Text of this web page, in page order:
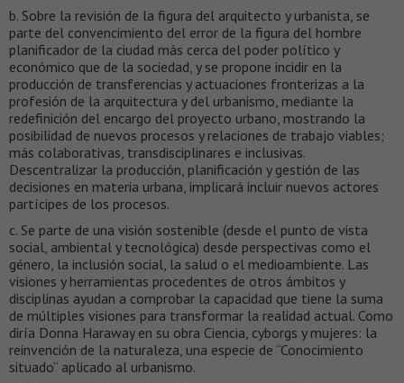
b. Sobre la revisión de la figura del arquitecto y urbanista, se
parte del convencimiento del error de la figura del hombre
planificador de la ciudad más cerca del poder político y
económico que de la sociedad, y se propone incidir en la
producción de transferencias y actuaciones fronterizas a la
profesión de la arquitectura y del urbanismo, mediante la
redefinición del encargo del proyecto urbano, mostrando la
posibilidad de nuevos procesos y relaciones de trabajo viables;
más colaborativas, transdisciplinares e inclusivas.
Descentralizar la producción, planificación y gestión de las
decisiones en materia urbana, implicará incluir nuevos actores
partícipes de los procesos.
c. Se parte de una visión sostenible (desde el punto de vista
social, ambiental y tecnológica) desde perspectivas como el
género, la inclusión social, la salud o el medioambiente. Las
visiones y herramientas procedentes de otros ámbitos y
disciplinas ayudan a comprobar la capacidad que tiene la suma
de múltiples visiones para transformar la realidad actual. Como
diría Donna Haraway en su obra Ciencia, cyborgs y mujeres: la
reinvención de la naturaleza, una especie de “Conocimiento
situado” aplicado al urbanismo.